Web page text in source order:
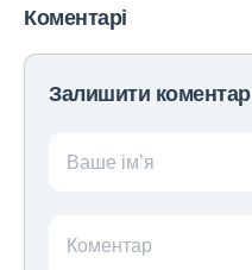
Коментарі
Залишити коментар
Ваше ім’я
Коментар